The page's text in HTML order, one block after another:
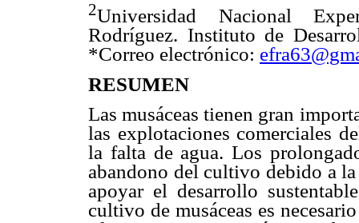
2Universidad Nacional
Rodríguez. Instituto de
*Correo electrónico:
RESUMEN
Las musáceas tienen gran
las explotaciones comerciales
la falta de agua. Los
abandono del cultivo debido a
apoyar el desarrollo
cultivo de musáceas es